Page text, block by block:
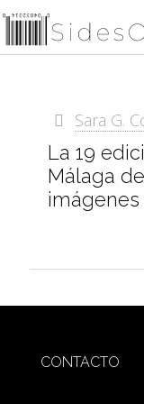
Sara G.
La 19
Málaga
imágenes
CONTACTO